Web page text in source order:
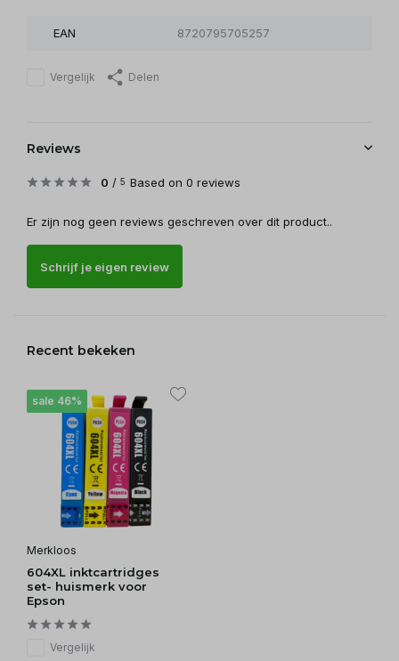
EAN 8720795705257
Vergelijk Delen
Reviews
0 / 5 Based on 0 reviews
Er zijn nog geen reviews geschreven over dit product..
Schrijf je eigen review
Recent bekeken
sale 46%
Merkloos
604XL inktcartridges
set- huismerk voor
Epson
Vergelijk